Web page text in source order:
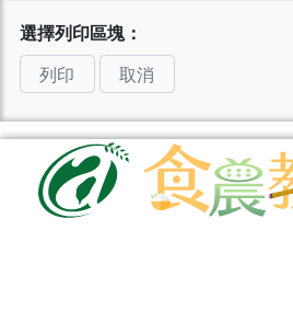
選擇列印區塊：
列印
取消